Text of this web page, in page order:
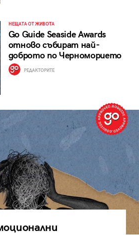
НЕЩАТА ОТ ЖИВОТА
Go Guide Seaside Awards
отново събират най-
доброто по Черноморието
РЕДАКТОРИТЕ